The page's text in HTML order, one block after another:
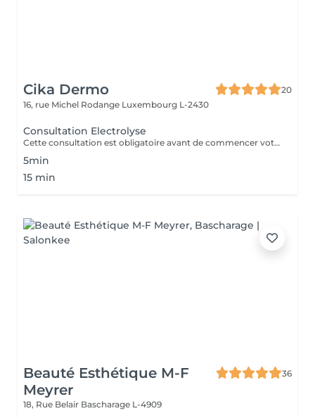
Cika Dermo
20
16, rue Michel Rodange Luxembourg L-2430
Consultation Electrolyse
Cette consultation est obligatoire avant de commencer votre traitement d'épilation définitive par Haute Fréquence. Notre centre est équipé de la technologie Apilus.
5min
15 min
Beauté Esthétique M-F
Meyrer
36
18, Rue Belair Bascharage L-4909